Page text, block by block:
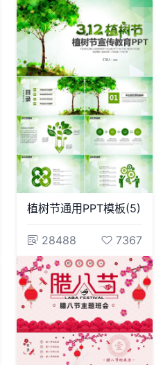
植树节通用PPT模板(5)
28488 7367